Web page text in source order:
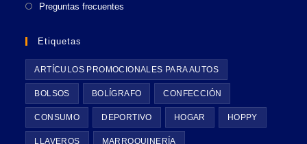
Preguntas frecuentes
Etiquetas
ARTÍCULOS PROMOCIONALES PARA AUTOS
BOLSOS BOLÍGRAFO CONFECCIÓN
CONSUMO DEPORTIVO HOGAR HOPPY
LLAVEROS MARROQUINERÍA